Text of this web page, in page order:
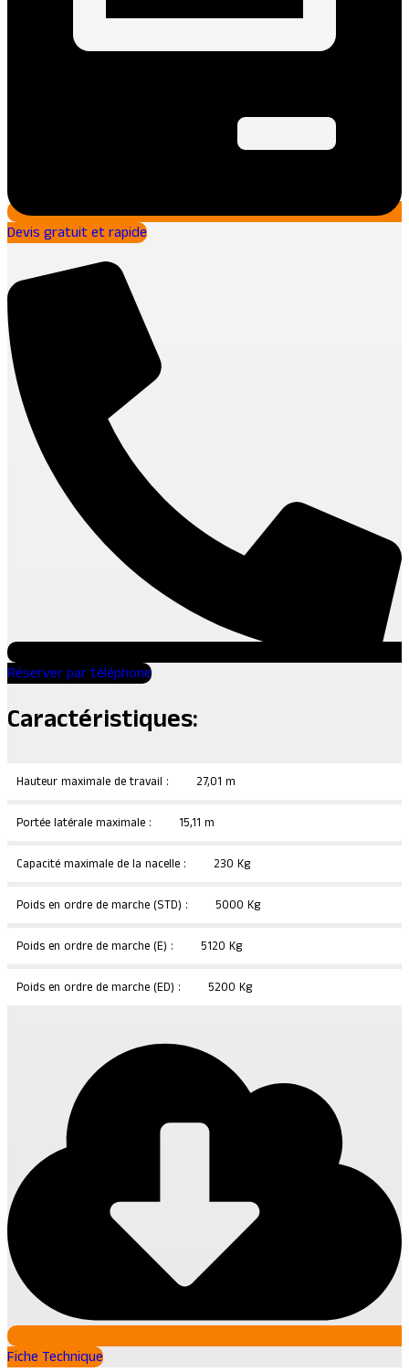
Devis gratuit et rapide
Réserver par téléphone
Caractéristiques:
Hauteur maximale de travail : 27,01 m
Portée latérale maximale : 15,11 m
Capacité maximale de la nacelle : 230 Kg
Poids en ordre de marche (STD) : 5000 Kg
Poids en ordre de marche (E) : 5120 Kg
Poids en ordre de marche (ED) : 5200 Kg
Fiche Technique